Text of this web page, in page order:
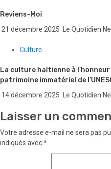
Reviens-Moi
21 décembre 2025 Le Quotidien
Culture
La culture haïtienne à
patrimoine immatériel de
14 décembre 2025 Le Quotidien
Laisser un
Votre adresse e-mail ne sera pas
indiqués avec*